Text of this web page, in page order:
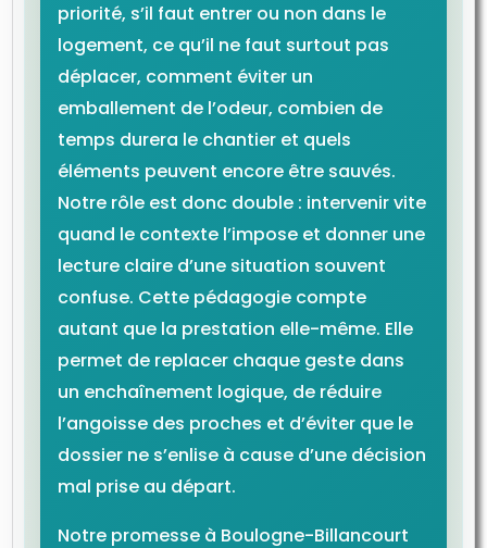
priorité, s’il faut entrer ou non dans le
logement, ce qu’il ne faut surtout pas
déplacer, comment éviter un
emballement de l’odeur, combien de
temps durera le chantier et quels
éléments peuvent encore être sauvés.
Notre rôle est donc double : intervenir vite
quand le contexte l’impose et donner une
lecture claire d’une situation souvent
confuse. Cette pédagogie compte
autant que la prestation elle-même. Elle
permet de replacer chaque geste dans
un enchaînement logique, de réduire
l’angoisse des proches et d’éviter que le
dossier ne s’enlise à cause d’une décision
mal prise au départ.
Notre promesse à Boulogne-Billancourt